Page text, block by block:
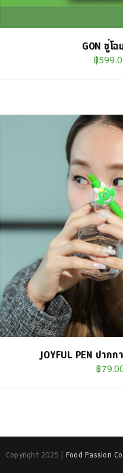
GON ชู่โฉ
฿
JOYFUL PEN ปาก
฿
Copyright 2025 | Food Passion